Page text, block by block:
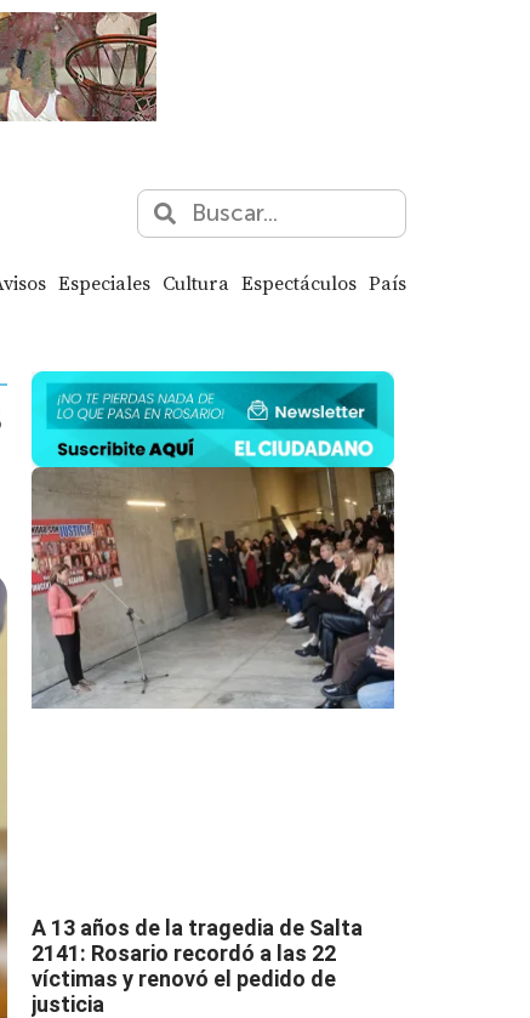
Especiales Cultura Espectáculos País
A 13 años de la tragedia de Salta
2141: Rosario recordó a las 22
víctimas y renovó el pedido de
justicia